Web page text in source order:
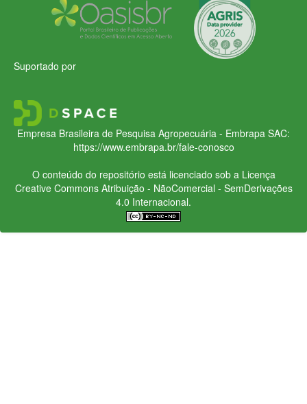
Suportado por
Empresa Brasileira de Pesquisa Agropecuária - Embrapa SAC:
https://www.embrapa.br/fale-conosco
O conteúdo do repositório está licenciado sob a Licença
Creative CommonsAtribuição - NãoComercial - SemDerivações
4.0 Internacional.